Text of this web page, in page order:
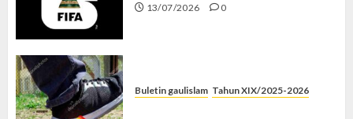
13/07/2026 0
Buletin gaulislam Tahun XIX/2025-2026